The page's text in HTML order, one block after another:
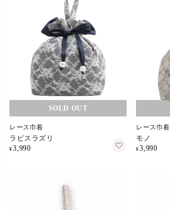
在庫切れ
レース巾着
ラピスラズリ
¥ 3,990
レース巾着
モノ
¥ 3,990